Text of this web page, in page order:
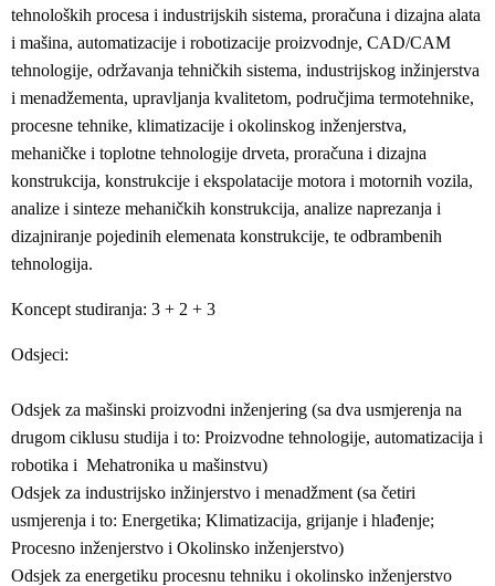
tehnoloških procesa i industrijskih sistema, proračuna i dizajna alata
i mašina, automatizacije i robotizacije proizvodnje, CAD/CAM
tehnologije, održavanja tehničkih sistema, industrijskog inžinjerstva
i menadžementa, upravljanja kvalitetom, područjima termotehnike,
procesne tehnike, klimatizacije i okolinskog inženjerstva,
mehaničke i toplotne tehnologije drveta, proračuna i dizajna
konstrukcija, konstrukcije i ekspolatacije motora i motornih vozila,
analize i sinteze mehaničkih konstrukcija, analize naprezanja i
dizajniranje pojedinih elemenata konstrukcije, te odbrambenih
tehnologija.
Koncept studiranja: 3 + 2 + 3
Odsjeci:
Odsjek za mašinski proizvodni inženjering (sa dva usmjerenja na
drugom ciklusu studija i to: Proizvodne tehnologije, automatizacija i
robotika i Mehatronika u mašinstvu)
Odsjek za industrijsko inžinjerstvo i menadžment (sa četiri
usmjerenja i to: Energetika; Klimatizacija, grijanje i hlađenje;
Procesno inženjerstvo i Okolinsko inženjerstvo)
Odsjek za energetiku procesnu tehniku i okolinsko inženjerstvo